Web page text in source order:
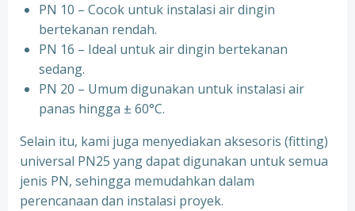
PN 10 – Cocok untuk instalasi air dingin
bertekanan rendah.
⁠PN 16 – Ideal untuk air dingin bertekanan
sedang.
⁠PN 20 – Umum digunakan untuk instalasi air
panas hingga ± 60°C.
Selain itu, kami juga menyediakan aksesoris (fitting)
universal PN25 yang dapat digunakan untuk semua
jenis PN, sehingga memudahkan dalam
perencanaan dan instalasi proyek.